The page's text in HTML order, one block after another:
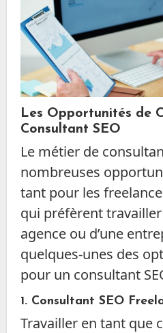
Les Opportunités de
Consultant SEO
Le métier de
nombreuses
tant pour les
qui préfèrent travailler
agence ou d’une
quelques-unes des
pour un consultant
1. Consultant SEO
Travailler en tant que